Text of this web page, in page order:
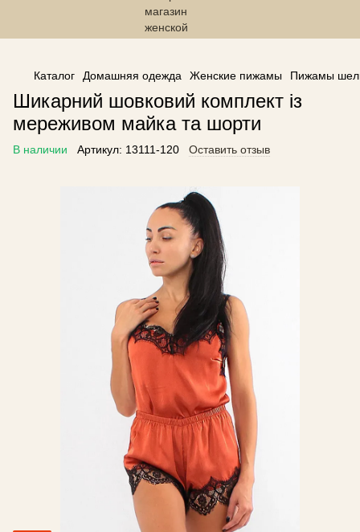
------------------------------------------------
Каталог Домашняя одежда Женские пижамы Пижамы
Шикарний шовковий комплект із
мереживом майка та шорти
В наличии Артикул: 13111-120 Оставить отзыв